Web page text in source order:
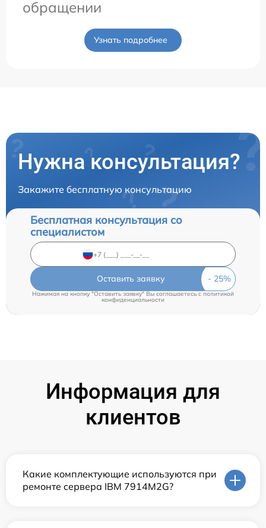
обращении
Узнать подробнее
Нужна консультация?
Закажите бесплатную консультацию
Бесплатная консультация со
специалистом
Оставить заявку
Нажимая на кнопку "Оставить заявку" Вы соглашаетесь c политикой
конфиденциальности
Информация для
клиентов
Какие комплектующие используются при
ремонте сервера IBM 7914M2G?